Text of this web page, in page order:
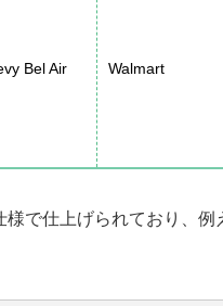
Bel Air Walmart
様で仕上げられており、